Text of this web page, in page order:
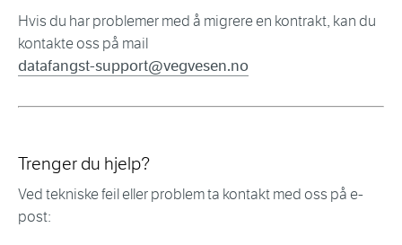
Hvis du har problemer med å migrere en kontrakt, kan du
kontakte oss på mail
datafangst-support@vegvesen.no
Trenger du hjelp?
Ved tekniske feil eller problem ta kontakt med oss på e-
post: